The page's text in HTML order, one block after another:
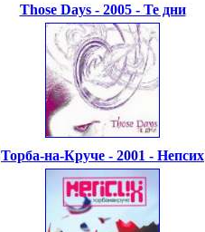
Those Days - 2005 - Те дни
Торба-на-Круче - 2001 - Непсих